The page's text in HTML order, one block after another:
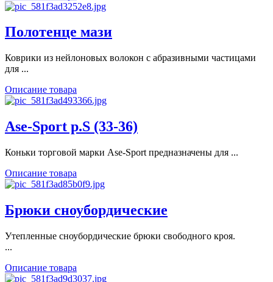
Полотенце мази
Коврики из нейлоновых волокон с абразивными частицами
для ...
Описание товара
Ase-Sport р.S (33-36)
Коньки торговой марки Ase-Sport предназначены для ...
Описание товара
Брюки сноубордические
Утепленные сноубордические брюки свободного кроя.
...
Описание товара